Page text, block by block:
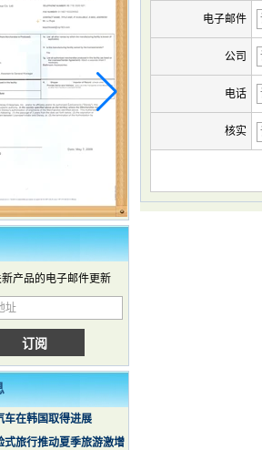
产品的电子邮件更新
车在韩国取得进展
式旅行推动夏季旅游激增
电子邮件
公司
电话
核实